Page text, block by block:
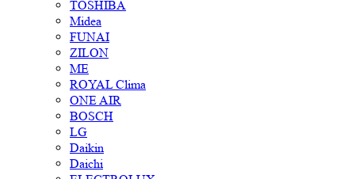
TOSHIBA
Midea
FUNAI
ZILON
ME
ROYAL Clima
ONE AIR
BOSCH
LG
Daikin
Daichi